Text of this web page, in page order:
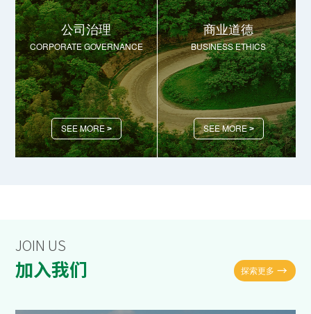
公司治理
CORPORATE GOVERNANCE
SEE MORE>
商业道德
BUSINESS ETHICS
SEE MORE>
JOIN US
加入我们 探索更多 